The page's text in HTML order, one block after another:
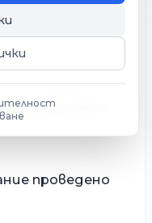
02 април 2024 г.
проведено